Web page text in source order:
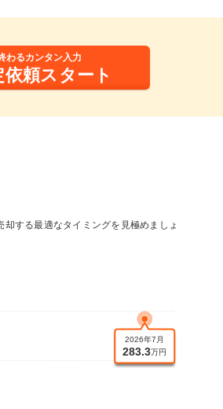
わるカンタン入力
依頼スタート
する最適なタイミングを見極めましょ